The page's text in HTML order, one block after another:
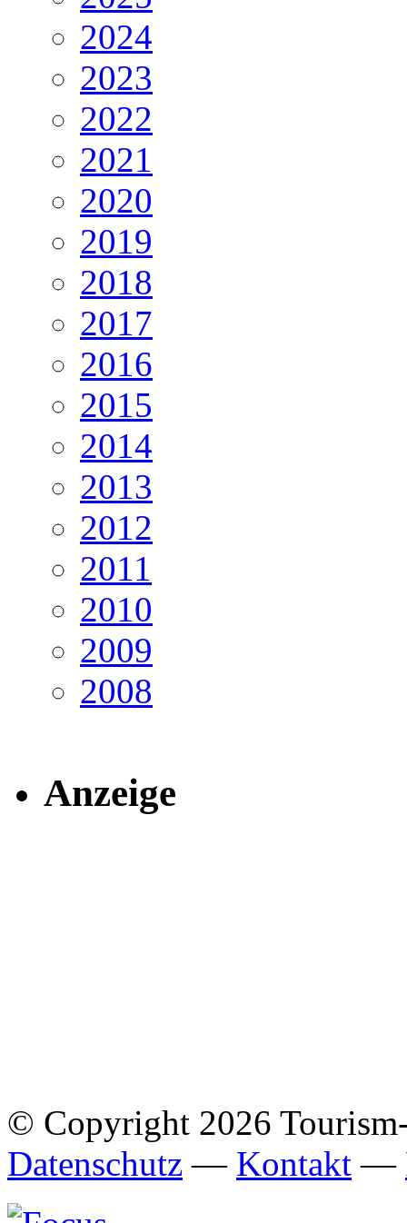
2024
2023
2022
2021
2020
2019
2018
2017
2016
2015
2014
2013
2012
2011
2010
2009
2008
Anzeige
© Copyright 2026
Datenschutz — Kontakt —